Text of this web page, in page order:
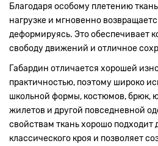
Благодаря особому плетению
нагрузке и мгновенно
деформируясь. Это обеспечивает
свободу движений и отличное
Габардин отличается хорошей
практичностью, поэтому широко
школьной формы, костюмов, брюк,
жилетов и другой повседневной
свойствам ткань хорошо подходит
классического кроя и позволяет